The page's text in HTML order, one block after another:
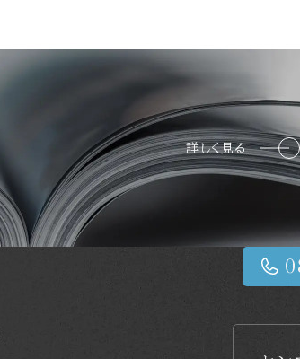
詳しく見る